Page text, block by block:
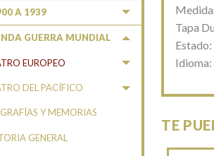
Tapa
TE
A 1939
GUERRA MUNDIAL
EUROPEO
DEL PACÍFICO
Y MEMORIAS
GENERAL